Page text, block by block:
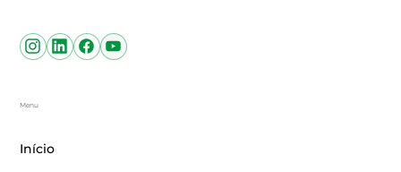
Menu
Início